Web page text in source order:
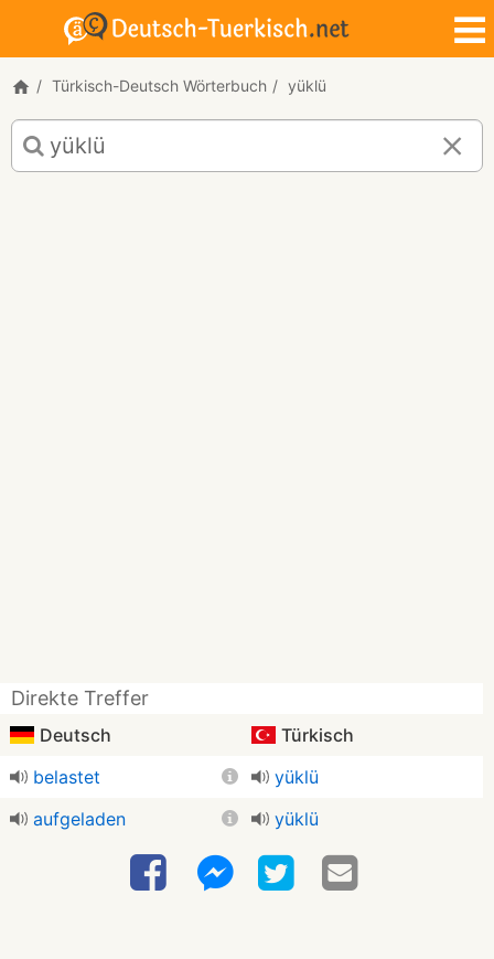
Türkisch-Deutsch Wörterbuch yüklü
Türkisch-
Deutsch
Übersetzung
Direkte Treffer
Deutsch
Türkisch
belastet
yüklü
aufgeladen
yüklü